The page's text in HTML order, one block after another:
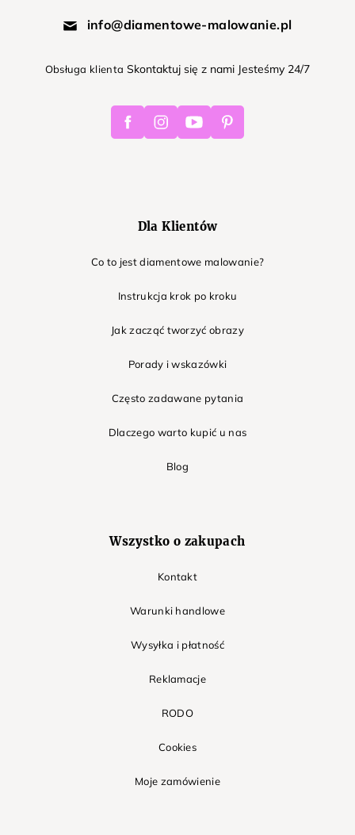
info@diamentowe-malowanie.pl
Obsługa klienta Skontaktuj się z nami Jesteśmy 24/7
FacebookInstagramYoutube Pinterest
Dla Klientów
Co to jest diamentowe malowanie?
Instrukcja krok po kroku
Jak zacząć tworzyć obrazy
Porady i wskazówki
Często zadawane pytania
Dlaczego warto kupić u nas
Blog
Wszystko o zakupach
Kontakt
Warunki handlowe
Wysyłka i płatność
Reklamacje
RODO
Cookies
Moje zamówienie